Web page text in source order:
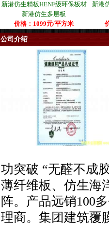
新港仿生精板HENF级环保板材
新港仿生多层板
价格：1099元/平方米
新港
公司介绍
功突破 “无醛不成
薄纤维板、仿生海
阵。产品远销100
理商。集团建筑覆